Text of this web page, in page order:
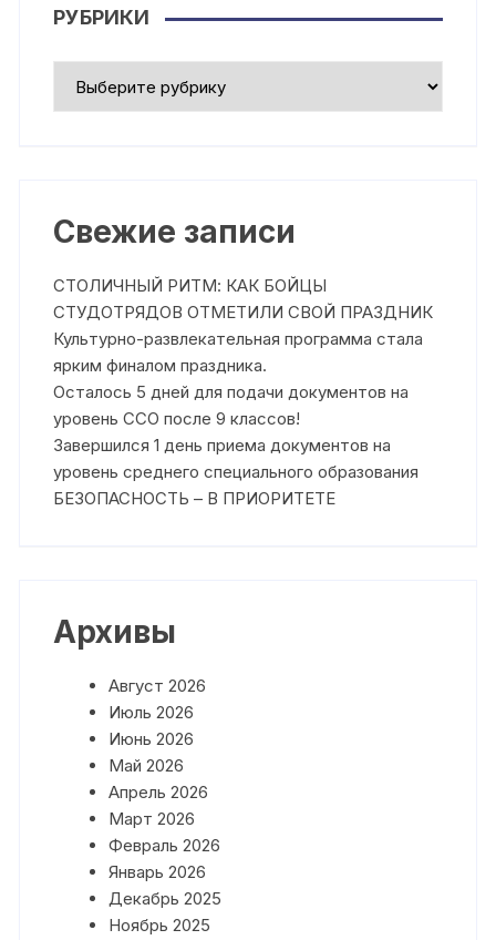
РУБРИКИ
Свежие записи
СТОЛИЧНЫЙ РИТМ: КАК БОЙЦЫ
СТУДОТРЯДОВ ОТМЕТИЛИ СВОЙ ПРАЗДНИК
Культурно-развлекательная программа стала
ярким финалом праздника.
Осталось 5 дней для подачи документов на
уровень ССО после 9 классов!
Завершился 1 день приема документов на
уровень среднего специального образования
БЕЗОПАСНОСТЬ – В ПРИОРИТЕТЕ
Архивы
Август 2026
Июль 2026
Июнь 2026
Май 2026
Апрель 2026
Март 2026
Февраль 2026
Январь 2026
Декабрь 2025
Ноябрь 2025